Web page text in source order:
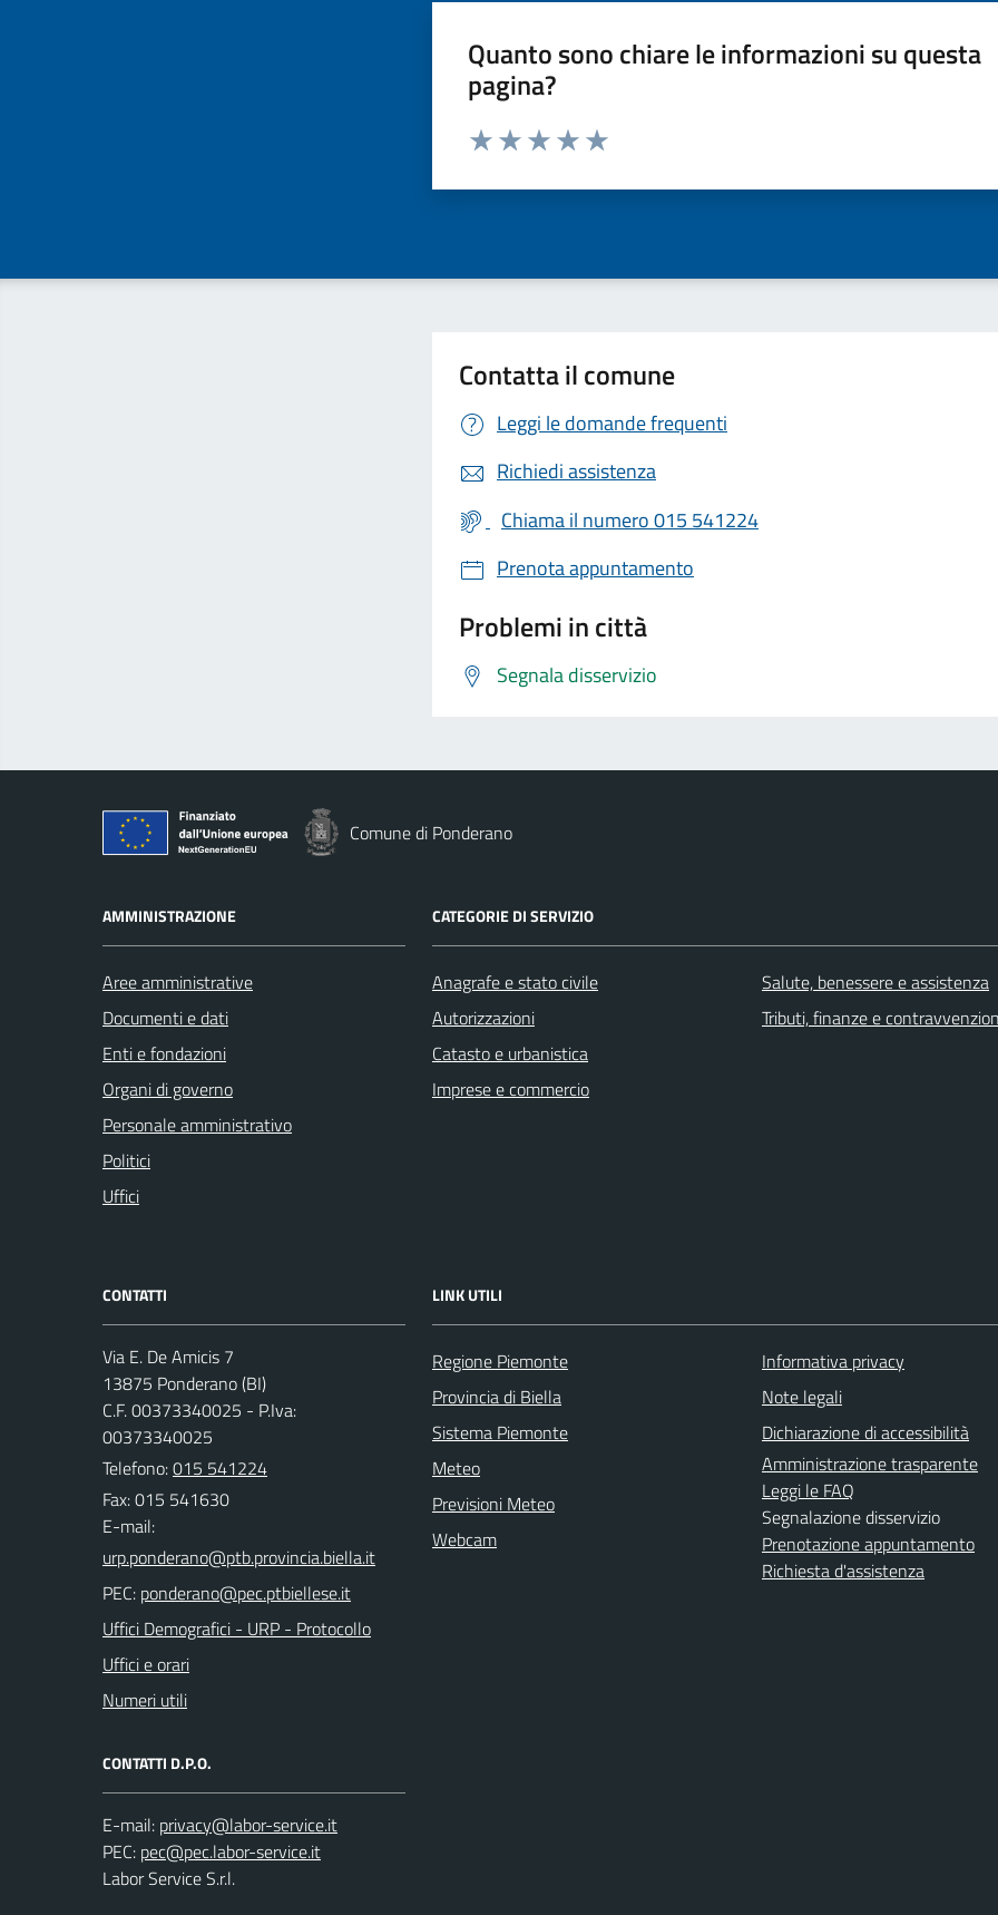
Quanto sono chiare le informazioni su questa
pagina?
Valuta da 1 a 5 stelle la pagina
Contatta il comune
Leggi le domande frequenti
Richiedi assistenza
Chiama il numero 015 541224
Prenota appuntamento
Problemi in città
Segnala disservizio
Comune di Ponderano
AMMINISTRAZIONE
Aree amministrative
Documenti e dati
Enti e fondazioni
Organi di governo
Personale amministrativo
Politici
Uffici
CATEGORIE DI SERVIZIO
Anagrafe e stato civile
Autorizzazioni
Catasto e urbanistica
Imprese e commercio
Salute, benessere e assistenza
Tributi, finanze e
CONTATTI
Via E. De Amicis 7
13875 Ponderano (BI)
C.F. 00373340025 - P.Iva:
00373340025
Telefono:015 541224
Fax: 015 541630
E-mail:
PEC:
Uffici Demografici - URP - Protocollo
Uffici e orari
Numeri utili
CONTATTI D.P.O.
E-mail:
PEC:
Labor Service S.r.l.
LINK UTILI
Regione Piemonte
Provincia di Biella
Sistema Piemonte
Meteo
Previsioni Meteo
Webcam
Informativa privacy
Note legali
Dichiarazione di accessibilità
Amministrazione trasparente
Leggi le FAQ
Segnalazione disservizio
Prenotazione appuntamento
Richiesta d'assistenza